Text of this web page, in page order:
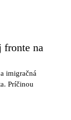
fronte na
imigračná
Príčinou